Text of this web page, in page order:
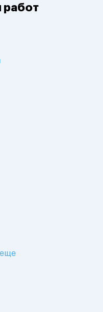
работ
еще